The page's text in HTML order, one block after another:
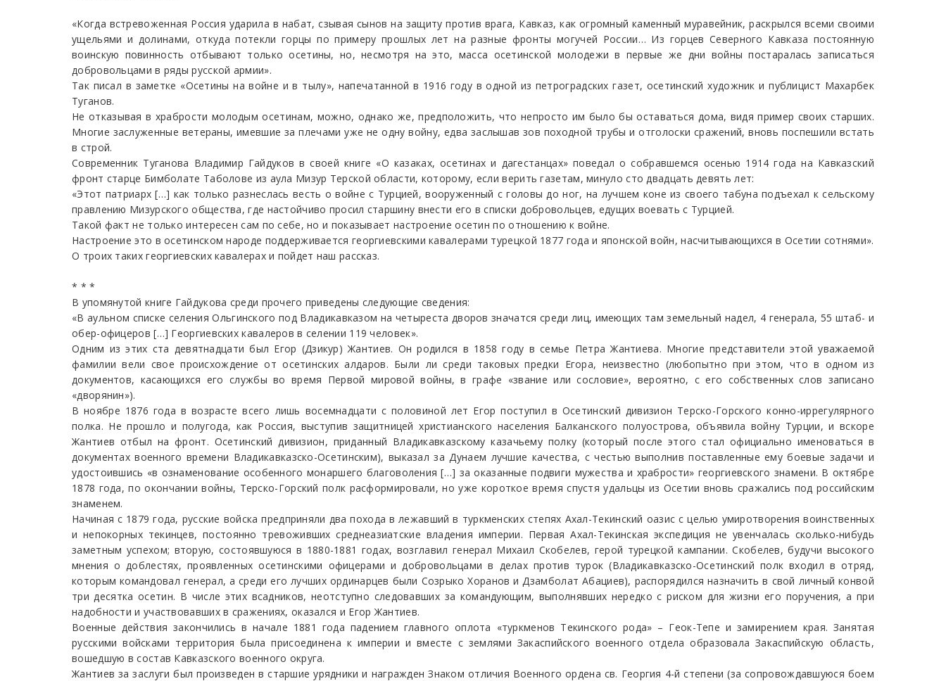
«Когда встревоженная Россия ударила в набат, сзывая сынов на защиту против врага, Кавказ, как огромный каменный муравейник, раскрылся всеми своими
ущельями и долинами, откуда потекли горцы по примеру прошлых лет на разные фронты могучей России… Из горцев Северного Кавказа постоянную
воинскую повинность отбывают только осетины, но, несмотря на это, масса осетинской молодежи в первые же дни войны постаралась записаться
добровольцами в ряды русской армии».
Так писал в заметке «Осетины на войне и в тылу», напечатанной в 1916 году в одной из петроградских газет, осетинский художник и публицист Махарбек
Туганов.
Не отказывая в храбрости молодым осетинам, можно, однако же, предположить, что непросто им было бы оставаться дома, видя пример своих старших.
Многие заслуженные ветераны, имевшие за плечами уже не одну войну, едва заслышав зов походной трубы и отголоски сражений, вновь поспешили встать
в строй.
Современник Туганова Владимир Гайдуков в своей книге «О казаках, осетинах и дагестанцах» поведал о собравшемся осенью 1914 года на Кавказский
фронт старце Бимболате Таболове из аула Мизур Терской области, которому, если верить газетам, минуло сто двадцать девять лет:
«Этот патриарх […] как только разне­слась весть о войне с Турцией, вооруженный с головы до ног, на лучшем коне из своего табуна подъехал к сельскому
правлению Мизурского общества, где настойчиво просил старшину внести его в списки добровольцев, едущих воевать с Турцией.
Такой факт не только интересен сам по себе, но и показывает настроение осетин по отношению к войне.
Настроение это в осетинском народе поддерживается георгиевскими кавалерами турецкой 1877 года и японской войн, насчитывающихся в Осетии сотнями».
О троих таких георгиевских кавалерах и пойдет наш рассказ.
* * *
В упомянутой книге Гайдукова среди прочего приведены следующие сведения:
«В аульном списке селения Ольгинского под Владикавказом на четыреста дворов значатся среди лиц, имеющих там земельный надел, 4 генерала, 55 штаб- и
обер-офицеров […] Георгиевских кавалеров в селении 119 человек».
Одним из этих ста девятнадцати был Егор (Дзикур) Жантиев. Он родился в 1858 году в семье Петра Жантиева. Многие представители этой уважаемой
фамилии вели свое происхождение от осетинских алдаров. Были ли среди таковых предки Егора, неизвестно (любопытно при этом, что в одном из
документов, касающихся его службы во время Первой мировой войны, в графе «звание или сословие», вероятно, с его собственных слов записано
«дворянин»).
В ноябре 1876 года в возрасте всего лишь восемнадцати с половиной лет Егор поступил в Осетинский дивизион Терско-Горского конно-иррегулярного
полка. Не прошло и полугода, как Россия, выступив защитницей христианского населения Балканского полуострова, объявила войну Турции, и вскоре
Жантиев отбыл на фронт. Осетинский дивизион, приданный Владикавказскому казачьему полку (который после этого стал официально именоваться в
документах военного времени Владикавказско-Осетинским), выказал за Дунаем лучшие качества, с честью выполнив поставленные ему боевые задачи и
удостоившись «в ознаменование особенного монаршего благоволения […] за оказанные подвиги мужества и храбрости» георгиевского знамени. В октябре
1878 года, по окончании войны, Терско-Горский полк расформировали, но уже короткое время спустя удальцы из Осетии вновь сражались под российским
знаменем.
Начиная с 1879 года, русские войска предприняли два похода в лежавший в туркменских степях Ахал-Текинский оазис с целью умиротворения воинственных
и непокорных текинцев, постоянно тревоживших среднеазиатские владения империи. Первая Ахал-Текинская экспедиция не увенчалась сколько-нибудь
заметным успехом; вторую, состоявшуюся в 1880-1881 годах, возглавил генерал Михаил Скобелев, герой турецкой кампании. Скобелев, будучи высокого
мнения о доблестях, проявленных осетинскими офицерами и добровольцами в делах против турок (Владикавказско-Осетинский полк входил в отряд,
которым командовал генерал, а среди его лучших ординарцев были Созрыко Хоранов и Дзамболат Абациев), распорядился назначить в свой личный конвой
три десятка осетин. В числе этих всадников, неотступно следовавших за командующим, выполнявших нередко с риском для жизни его поручения, а при
надобности и участвовавших в сражениях, оказался и Егор Жантиев.
Военные действия закончились в начале 1881 года падением главного оплота «туркменов Текинского рода» – Геок-Тепе и замирением края. Занятая
русскими войсками территория была присоединена к империи и вместе с землями Закаспийского воен­ного отдела образовала Закаспийскую область,
вошедшую в состав Кавказского военного округа.
Жантиев за заслуги был произведен в старшие урядники и награжден Знаком отличия Военного ордена св. Георгия 4-й степени (за сопровождавшуюся боем